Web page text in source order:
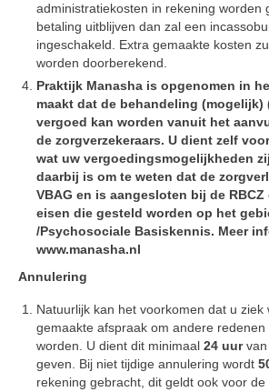
administratiekosten in rekening worden
betaling uitblijven dan zal een
ingeschakeld. Extra gemaakte kosten
worden doorberekend.
Praktijk Manasha is opgenomen in
maakt dat de behandeling (mogelijk)
vergoed kan worden vanuit het
de zorgverzekeraars. U dient zelf
wat uw vergoedingsmogelijkheden
daarbij is om te weten dat de
VBAG en is aangesloten bij de
eisen die gesteld worden op het
/Psychosociale Basiskennis. Meer
www.manasha.nl
Annulering
Natuurlijk kan het voorkomen dat u ziek
gemaakte afspraak om andere
worden. U dient dit minimaal 24 uur
geven. Bij niet tijdige annulering wordt
rekening gebracht, dit geldt ook voor